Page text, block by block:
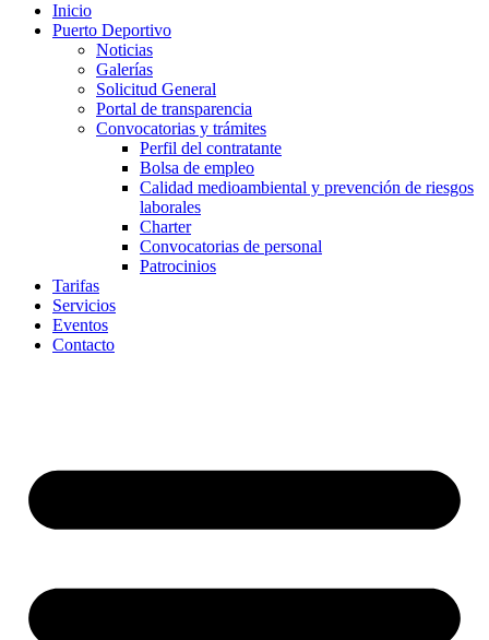
Inicio
Puerto Deportivo
Noticias
Galerías
Solicitud General
Portal de transparencia
Convocatorias y trámites
Perfil del contratante
Bolsa de empleo
Calidad medioambiental y prevención de riesgos
laborales
Charter
Convocatorias de personal
Patrocinios
Tarifas
Servicios
Eventos
Contacto